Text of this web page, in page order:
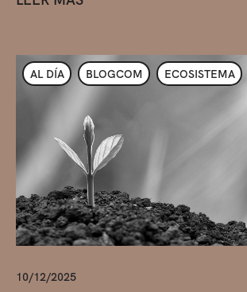
AL DÍA BLOGCOM ECOSISTEMA
10/12/2025